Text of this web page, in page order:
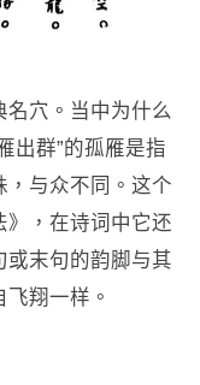
穴。当中为什么
出群”的孤雁是指
，与众不同。这个
》，在诗词中它还
或末句的韵脚与其
翔一样。